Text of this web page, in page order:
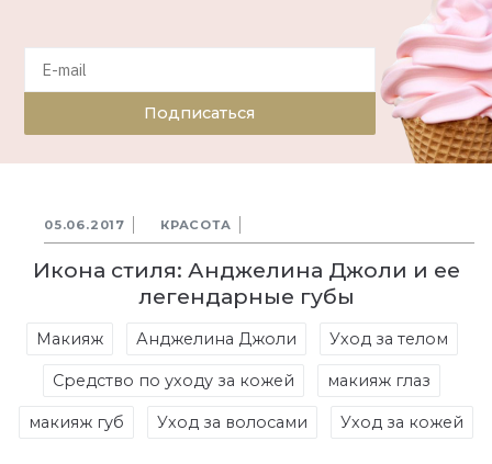
Подписаться
05.06.2017 КРАСОТА
Икона стиля: Анджелина Джоли и ее
легендарные губы
Макияж Анджелина Джоли Уход за телом
Средство по уходу за кожей макияж глаз
макияж губ Уход за волосами Уход за кожей